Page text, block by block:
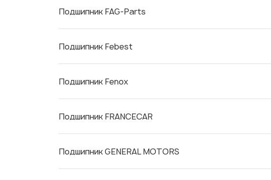
Подшипник FAG-Parts
Подшипник Febest
Подшипник Fenox
Подшипник FRANCECAR
Подшипник GENERAL MOTORS